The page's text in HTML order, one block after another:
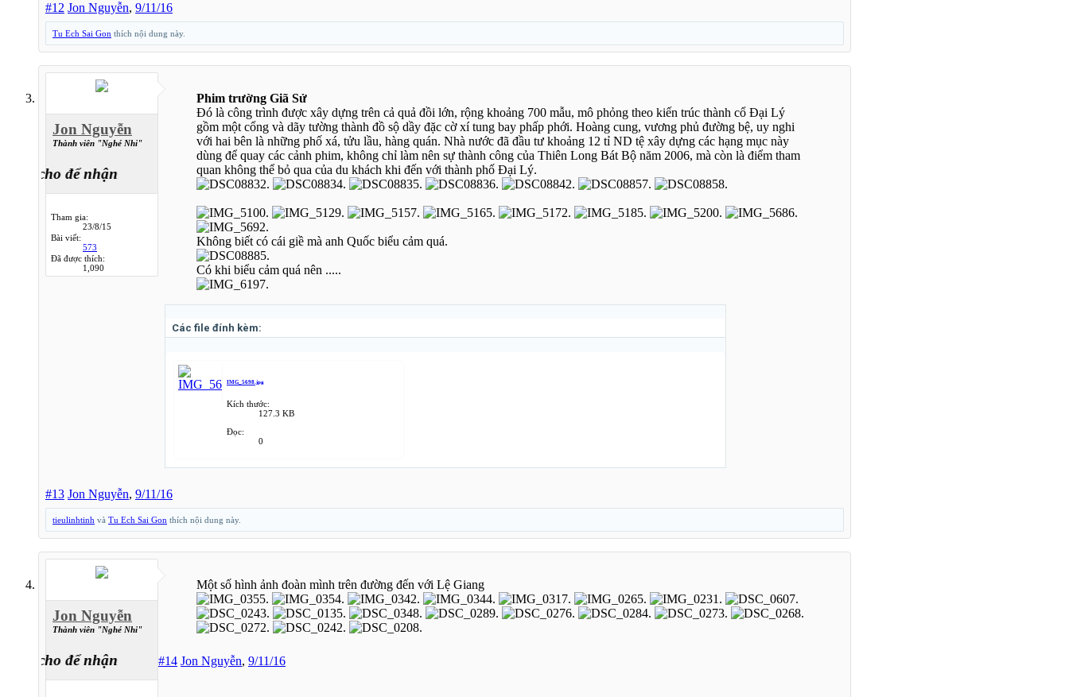
#12 Jon Nguyễn, 9/11/16
Tu Ech Sai Gon thích nội dung này.
Jon Nguyễn
Thành viên "Nghé Nhi"
cho để nhận
Tham gia:
23/8/15
Bài viết:
573
Đã được thích:
1,090
Phim trường Giã Sử
Đó là công trình được xây dựng trên cả quả đồi lớn, rộng khoảng 700 mẫu, mô phỏng theo kiến trúc thành cổ Đại Lý
gồm một cổng và dãy tường thành đồ sộ dầy đặc cờ xí tung bay phấp phới. Hoàng cung, vương phủ đường bệ, uy nghi
với hai bên là những phố xá, tửu lầu, hàng quán. Nhà nước đã đầu tư khoảng 12 tỉ ND tệ xây dựng các hạng mục này
dùng để quay các cảnh phim, không chỉ làm nên sự thành công của Thiên Long Bát Bộ năm 2006, mà còn là điểm tham
quan không thể bỏ qua của du khách khi đến với thành phố Đại Lý.
Không biết có cái giề mà anh Quốc biểu cảm quá.
Có khi biểu cảm quá nên .....
Các file đính kèm:
IMG_5698.jpg
Kích thước:
127.3 KB
Đọc:
0
#13 Jon Nguyễn, 9/11/16
tieulinhtinh và Tu Ech Sai Gon thích nội dung này.
Jon Nguyễn
Thành viên "Nghé Nhi"
cho để nhận
Một số hình ảnh đoàn mình trên đường đến với Lệ Giang
#14 Jon Nguyễn, 9/11/16